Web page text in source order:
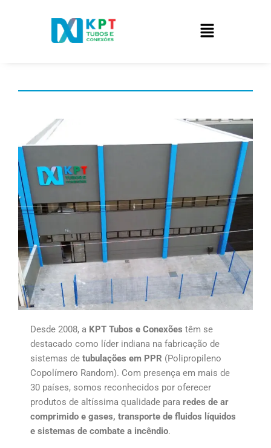
Desde 2008, a KPT Tubos e Conexões têm se
destacado como líder indiana na fabricação de
sistemas de tubulações em PPR (Polipropileno
Copolímero Random). Com presença em mais de
30 países, somos reconhecidos por oferecer
produtos de altíssima qualidade para redes de ar
comprimido e gases, transporte de fluidos líquidos
e sistemas de combate a incêndio.